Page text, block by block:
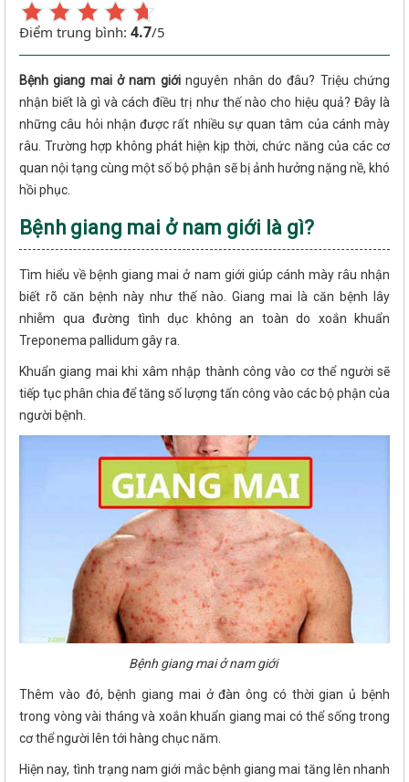
Điểm trung bình: 4.7/5
Bệnh giang mai ở nam giớinguyên nhân do đâu? Triệu chứng
nhận biết là gì và cách điều trị như thế nào cho hiệu quả? Đây là
những câu hỏi nhận được rất nhiều sự quan tâm của cánh mày
râu. Trường hợp không phát hiện kịp thời, chức năng của các cơ
quan nội tạng cùng một số bộ phận sẽ bị ảnh hưởng nặng nề, khó
hồi phục.
Bệnh giang mai ở nam giới là gì?
Tìm hiểu về bệnh giang mai ở nam giới giúp cánh mày râu nhận
biết rõ căn bệnh này như thế nào. Giang mai là căn bệnh lây
nhiễm qua đường tình dục không an toàn do xoắn khuẩn
Treponema pallidum gây ra.
Khuẩn giang mai khi xâm nhập thành công vào cơ thể người sẽ
tiếp tục phân chia để tăng số lượng tấn công vào các bộ phận của
người bệnh.
Bệnh giang mai ở nam giới
Thêm vào đó, bệnh giang mai ở đàn ông có thời gian ủ bệnh
trong vòng vài tháng và xoắn khuẩn giang mai có thể sống trong
cơ thể người lên tới hàng chục năm.
Hiện nay, tình trạng nam giới mắc bệnh giang mai tăng lên nhanh